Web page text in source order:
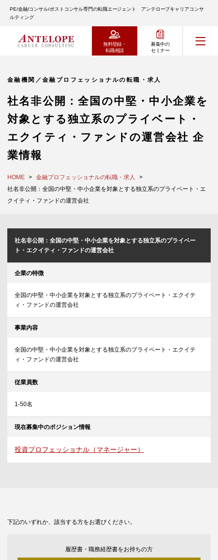
PE/金融/コンサル/ポストコンサル専門の転職エージェント アンテロープキャリアコンサ
ルティング
無料登録・
転職相談
募集中の
セミナー
金融機関／金融プロフェッショナルの転職・求人
社名非公開：全国の中堅・中小企業を
対象とする独立系のプライベート・
エクイティ・ファンドの運営会社 企
業情報
HOME
金融プロフェッショナルの転職・求人
社名非公開：全国の中堅・中小企業を対象とする独立系のプライベート・エ
クイティ・ファンドの運営会社
社名非公開：全国の中堅・中小企業を対象とする独立系のプライベー
ト・エクイティ・ファンドの運営会社
企業の特徴
全国の中堅・中小企業を対象とする独立系のプライベート・エクイテ
ィ・ファンドの運営会社
事業内容
全国の中堅・中小企業を対象とする独立系のプライベート・エクイテ
ィ・ファンドの運営会社
従業員数
1-50名
現在募集中のポジション情報
投資プロフェッショナル（マネージャー）
下記のいずれか、該当する方をお選びください。
履歴書・職務経歴書をお持ちの方